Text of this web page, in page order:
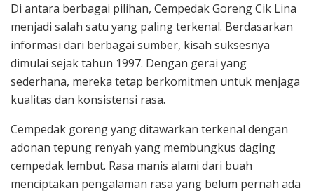
Di antara berbagai pilihan, Cempedak Goreng Cik Lina
menjadi salah satu yang paling terkenal. Berdasarkan
informasi dari berbagai sumber, kisah suksesnya
dimulai sejak tahun 1997. Dengan gerai yang
sederhana, mereka tetap berkomitmen untuk menjaga
kualitas dan konsistensi rasa.
Cempedak goreng yang ditawarkan terkenal dengan
adonan tepung renyah yang membungkus daging
cempedak lembut. Rasa manis alami dari buah
menciptakan pengalaman rasa yang belum pernah ada